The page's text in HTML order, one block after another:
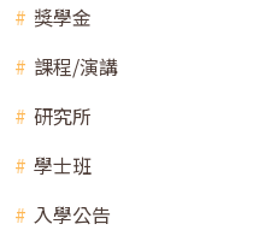
獎學金
課程/演講
研究所
學士班
入學公告